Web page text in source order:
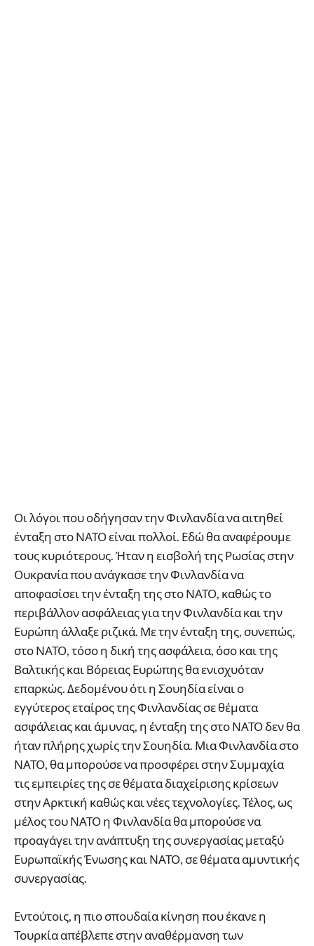
Οι λόγοι που οδήγησαν την Φινλανδία να αιτηθεί
ένταξη στο ΝΑΤΟ είναι πολλοί. Εδώ θα αναφέρουμε
τους κυριότερους. Ήταν η εισβολή της Ρωσίας στην
Ουκρανία που ανάγκασε την Φινλανδία να
αποφασίσει την ένταξη της στο ΝΑΤΟ, καθώς το
περιβάλλον ασφάλειας για την Φινλανδία και την
Ευρώπη άλλαξε ριζικά. Με την ένταξη της, συνεπώς,
στο ΝΑΤΟ, τόσο η δική της ασφάλεια, όσο και της
Βαλτικής και Βόρειας Ευρώπης θα ενισχυόταν
επαρκώς. Δεδομένου ότι η Σουηδία είναι ο
εγγύτερος εταίρος της Φινλανδίας σε θέματα
ασφάλειας και άμυνας, η ένταξη της στο ΝΑΤΟ δεν θα
ήταν πλήρης χωρίς την Σουηδία. Μια Φινλανδία στο
ΝΑΤΟ, θα μπορούσε να προσφέρει στην Συμμαχία
τις εμπειρίες της σε θέματα διαχείρισης κρίσεων
στην Αρκτική καθώς και νέες τεχνολογίες. Τέλος, ως
μέλος του ΝΑΤΟ η Φινλανδία θα μπορούσε να
προαγάγει την ανάπτυξη της συνεργασίας μεταξύ
Ευρωπαϊκής Ένωσης και ΝΑΤΟ, σε θέματα αμυντικής
συνεργασίας.
Εντούτοις, η πιο σπουδαία κίνηση που έκανε η
Τουρκία απέβλεπε στην αναθέρμανση των